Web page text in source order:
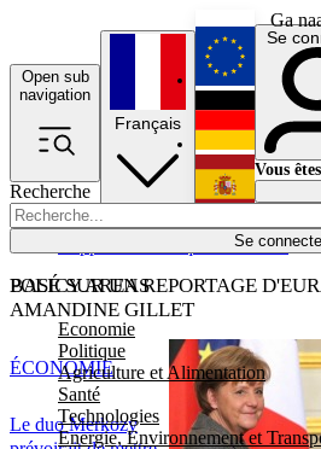
Ga
Open sub
navigation
Recherche
Se
POLICY AREAS
Economie
Politique
Agriculture et Alimentation
Santé
Technologies
Energie, Environnement et
Économie
Français
English
Deutsch
Español
Se
Vous
BASÉ SUR UN REPORTAGE
AMANDINE GILLET
Le duo Merkozy
ÉCONOMIE